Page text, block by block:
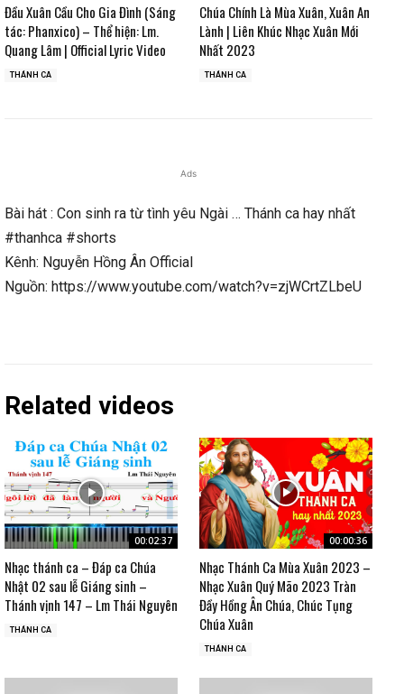
Đầu Xuân Cầu Cho Gia Đình (Sáng
tác: Phanxico) – Thể hiện: Lm.
Quang Lâm | Official Lyric Video
THÁNH CA
Chúa Chính Là Mùa Xuân, Xuân An
Lành | Liên Khúc Nhạc Xuân Mới
Nhất 2023
THÁNH CA
Ads
Bài hát : Con sinh ra từ tình yêu Ngài … Thánh ca hay nhất
#thanhca #shorts
Kênh: Nguyễn Hồng Ân Official
Nguồn: https://www.youtube.com/watch?v=zjWCrtZLbeU
Related videos
00:02:37
Nhạc thánh ca – Đáp ca Chúa
Nhật 02 sau lễ Giáng sinh –
Thánh vịnh 147 – Lm Thái Nguyên
THÁNH CA
00:00:36
Nhạc Thánh Ca Mùa Xuân 2023 –
Nhạc Xuân Quý Mão 2023 Tràn
Đầy Hồng Ân Chúa, Chúc Tụng
Chúa Xuân
THÁNH CA